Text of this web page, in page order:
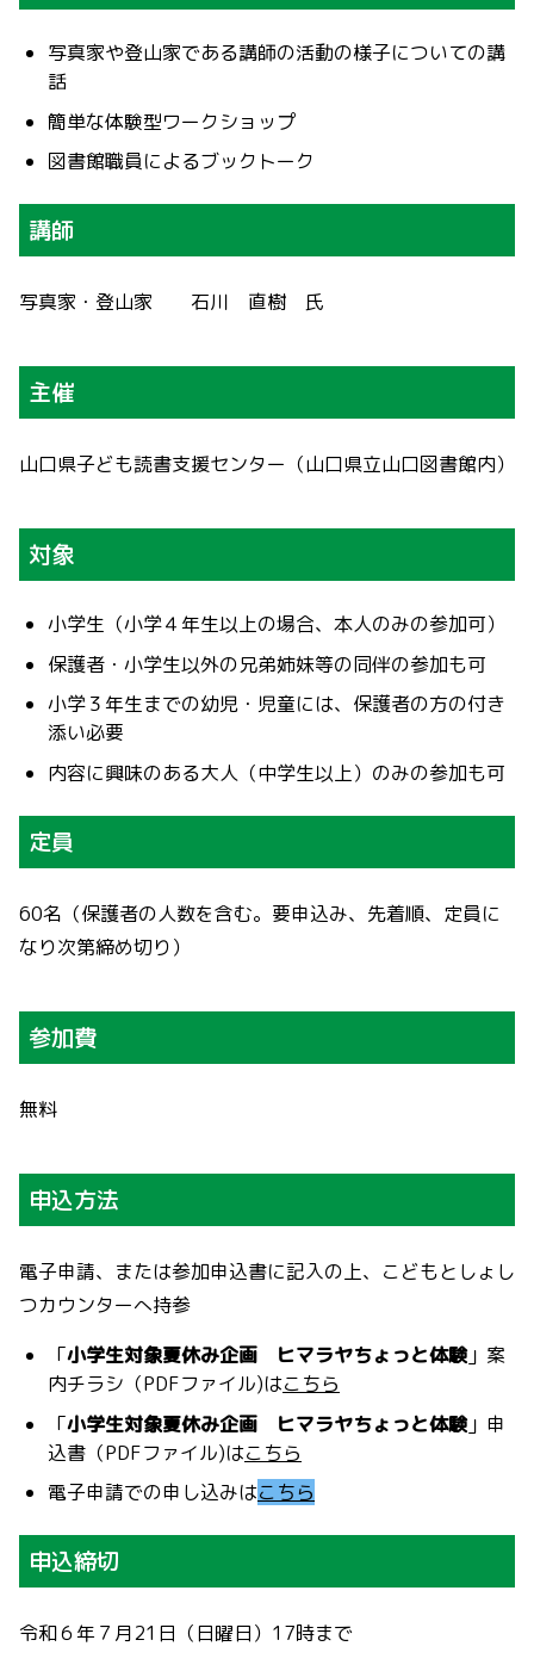
写真家や登山家である講師の活動の様子についての講
話
簡単な体験型ワークショップ
図書館職員によるブックトーク
講師
写真家・登山家 石川 直樹 氏
主催
山口県子ども読書支援センター（山口県立山口図書館内）
対象
小学生（小学４年生以上の場合、本人のみの参加可）
保護者・小学生以外の兄弟姉妹等の同伴の参加も可
小学３年生までの幼児・児童には、保護者の方の付き
添い必要
内容に興味のある大人（中学生以上）のみの参加も可
定員
60名（保護者の人数を含む。要申込み、先着順、定員に
なり次第締め切り）
参加費
無料
申込方法
電子申請、または参加申込書に記入の上、こどもとしょし
つカウンターへ持参
「小学生対象夏休み企画 ヒマラヤちょっと体験」案
内チラシ（PDFファイル)はこちら
「小学生対象夏休み企画 ヒマラヤちょっと体験」申
込書（PDFファイル)はこちら
電子申請での申し込みはこちら
申込締切
令和６年７月21日（日曜日）17時まで